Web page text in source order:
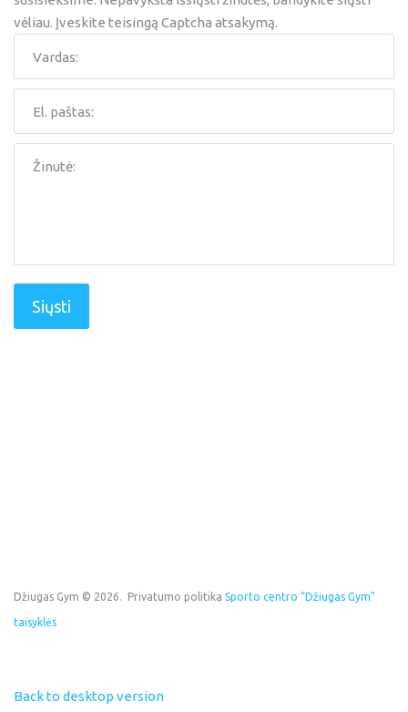
vėliau. Įveskite teisingą Captcha atsakymą.
Siųsti
Džiugas Gym © 2026 Privatumo politika Sporto centro “Džiugas Gym”
taisyklės
Back to desktop version